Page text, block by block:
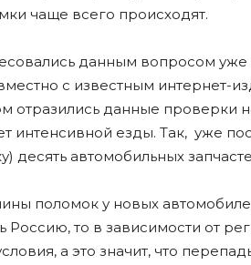
чаще всего происходят.
данным вопросом уже
с известным интернет-
отразились данные проверки
интенсивной езды. Так, уже
десять автомобильных
поломок у новых
Россию, то в зависимости от
а это значит, что